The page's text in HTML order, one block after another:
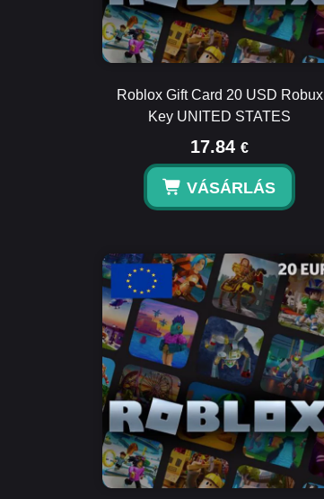
Roblox Gift Card 20 USD Robux
Key UNITED STATES
17.84 €
VÁSÁRLÁS